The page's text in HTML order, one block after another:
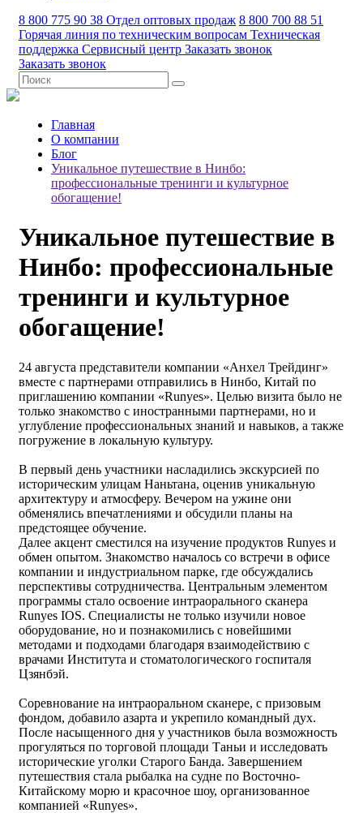
8 800 775 90 38 Отдел оптовых продаж 8 800 700 88 51
Горячая линия по техническим вопросам Техническая
поддержка Сервисный центр Заказать звонок
Заказать звонок
Главная
О компании
Блог
Уникальное путешествие в Нинбо:
профессиональные тренинги и культурное
обогащение!
Уникальное путешествие в
Нинбо: профессиональные
тренинги и культурное
обогащение!
24 августа представители компании «Анхел Трейдинг»
вместе с партнерами отправились в Нинбо, Китай по
приглашению компании «Runyes». Целью визита было не
только знакомство с иностранными партнерами, но и
углубление профессиональных знаний и навыков, а также
погружение в локальную культуру.
В первый день участники насладились экскурсией по
историческим улицам Наньтана, оценив уникальную
архитектуру и атмосферу. Вечером на ужине они
обменялись впечатлениями и обсудили планы на
предстоящее обучение.
Далее акцент сместился на изучение продуктов Runyes и
обмен опытом. Знакомство началось со встречи в офисе
компании и индустриальном парке, где обсуждались
перспективы сотрудничества. Центральным элементом
программы стало освоение интраорального сканера
Runyes IOS. Специалисты не только изучили новое
оборудование, но и познакомились с новейшими
методами и подходами благодаря взаимодействию с
врачами Института и стоматологического госпиталя
Цзянбэй.
Соревнование на интраоральном сканере, с призовым
фондом, добавило азарта и укрепило командный дух.
После насыщенного дня у участников была возможность
прогуляться по торговой площади Таньи и исследовать
исторические уголки Старого Банда. Завершением
путешествия стала рыбалка на судне по Восточно-
Китайскому морю и красочное шоу, организованное
компанией «Runyes».